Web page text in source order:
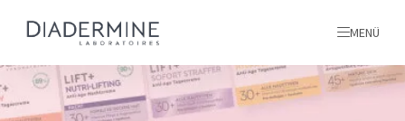
Alle produkte
MENÜ